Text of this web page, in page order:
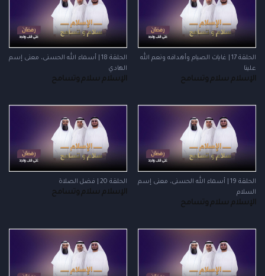
الحلقة 17 | غايات الصيام وأهدافه ونعم الله
علينا
الإسلام سلام وتسامح
الحلقة 18 | أسماء الله الحسنى، معنى إسم
الهادي
الإسلام سلام وتسامح
الحلقة 19 | أسماء الله الحسنى، معنى إسم
السلام
الإسلام سلام وتسامح
الحلقة 20 | فضل الصلاة
الإسلام سلام وتسامح